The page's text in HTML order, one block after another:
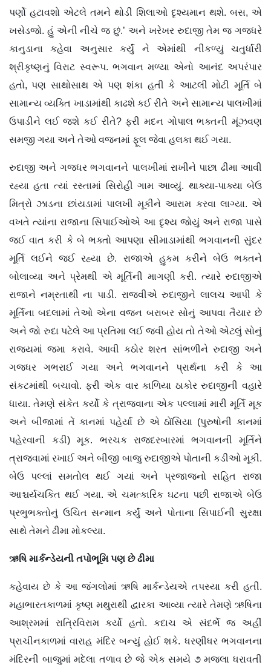
પર્ણો હટાવશો એટલે તમને થોડી શિલાઓ દૃશ્યમાન થશે. બસ, એ
ખસેડજો. હું એની નીચે જ છું.’ અને ખરેખર રુદાજી તેમ જ ગજધરે
કાનુડાના કહેવા અનુસાર કર્યું ને એમાંથી નીકળ્યું ચતુર્ધારી
શ્રીકૃષ્ણનું વિરાટ સ્વરૂપ. ભગવાન મળ્યા એનો આનંદ અપરંપાર
હતો, પણ સાથોસાથ એ પણ શંકા હતી કે આટલી મોટી મૂર્તિ બે
સામાન્ય વ્યક્તિ ખાડામાંથી કાઢશે કઈ રીતે અને સામાન્ય પાલખીમાં
ઉપાડીને લઈ જશે કઈ રીતે? ફરી મદન ગોપાલ ભક્તની મૂંઝવણ
સમજી ગયા અને તેઓ વજનમાં ફૂલ જેવા હલકા થઈ ગયા.
રુદાજી અને ગજધર ભગવાનને પાલખીમાં રાખીને પાછા ઢીમા આવી
રહ્યા હતા ત્યાં રસ્તામાં સિરોહી ગામ આવ્યું. થાક્યા-પાક્યા બેઉ
મિત્રો ઝાડના છાંયડામાં પાલખી મૂકીને આરામ કરવા લાગ્યા. એ
વખતે ત્યાંના રાજાના સિપાઈઓએ આ દૃશ્ય જોયું અને રાજા પાસે
જઈ વાત કરી કે બે ભક્તો આપણા સીમાડામાંથી ભગવાનની સુંદર
મૂર્તિ લઈને જઈ રહ્યા છે. રાજાએ હુકમ કરીને બેઉ ભક્તને
બોલાવ્યા અને પ્રેમથી એ મૂર્તિની માગણી કરી. ત્યારે રુદાજીએ
રાજાને નમ્રતાથી ના પાડી. રાજવીએ રુદાજીને લાલચ આપી કે
મૂર્તિના બદલામાં તેઓ એના વજન બરાબર સોનું આપવા તૈયાર છે
અને જો રુદા પટેલે આ પ્રતિમા લઈ જવી હોય તો તેઓ એટલું સોનું
રાજ્યમાં જમા કરાવે. આવી કઠોર શરત સાંભળીને રુદાજી અને
ગજધર ગભરાઈ ગયા અને ભગવાનને પ્રાર્થના કરી કે આ
સંકટમાંથી બચાવો. ફરી એક વાર કાળિયા ઠાકોર રુ​દાજીની વહારે
ધાયા. તેમણે સંકેત કર્યો કે ત્રાજવાના એક પલ્લામાં મારી મૂર્તિ મૂક
અને બીજામાં તેં કાનમાં પહેર્યા છે એ ઠોંસિયા (પુરુષોની કાનમાં
પહેરવાની કડી) મૂક. ભરચક રાજદરબારમાં ભગવાનની મૂર્તિને
ત્રાજવામાં રખાઈ અને બીજી બાજુ રુદાજીએ પોતાની કડીઓ મૂકી.
બેઉ પલ્લાં સમતોલ થઈ ગયાં અને પ્રજાજનો સહિત રાજા
આશ્ચર્યચકિત થઈ ગયા. એ ચમત્કારિક ઘટના પછી રાજાએ બેઉ
પ્રભુભક્તોનું ઉચિત સન્માન કર્યું અને પોતાના સિપાઈની સુરક્ષા
સાથે તેમને ઢીમા મોકલ્યા.
ઋષિ માર્કન્ડેયની તપોભૂમિ પણ છે ઢીમા
કહેવાય છે કે આ જંગલોમાં ઋષિ માર્કન્ડેયએ તપસ્યા કરી હતી.
મહાભારતકાળમાં કૃષ્ણ મથુરાથી દ્વારકા આવ્યા ત્યારે તેમણે ઋષિના
આશ્રમમાં રાત્રિવિરામ કર્યો હતો. કદાચ એ સંદર્ભે જ અહીં
પ્રાચીનકાળમાં વારાહ મંદિર બન્યું હોઈ શકે. ધરણીધર ભગવાનના
મંદિરની બાજુમાં મદેલા તળાવ છે જે એક સમયે ૭ મજલા ધરાવતી